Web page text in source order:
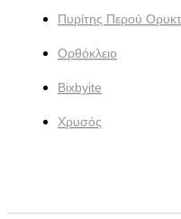
Πυρίτης Περού
Ορθόκλειο
Bixbyite
Χρυσός